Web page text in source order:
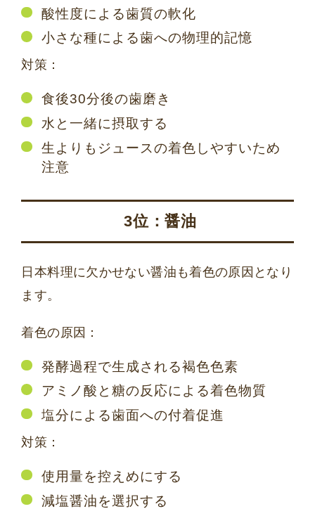
酸性度による歯質の軟化
小さな種による歯への物理的記憶
対策：
食後30分後の歯磨き
水と一緒に摂取する
生よりもジュースの着色しやすいため
注意
3位：醤油
日本料理に欠かせない醤油も着色の原因となり
ます。
着色の原因：
発酵過程で生成される褐色色素
アミノ酸と糖の反応による着色物質
塩分による歯面への付着促進
対策：
使用量を控えめにする
減塩醤油を選択する